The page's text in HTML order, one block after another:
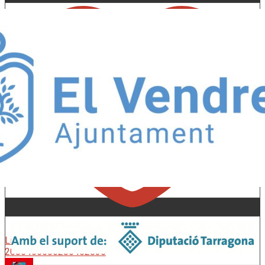
Like on Twitter 2085455506286452835 X
2085455506286452835